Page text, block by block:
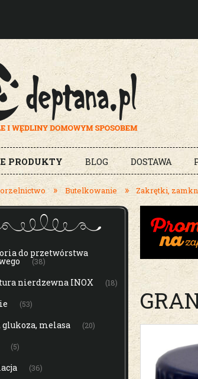
PRODUKTY BLOG DOSTAWA
» Butelkowanie » Zakrętki,
do przetwórstwa
(38)
nierdzewna INOX (18)
(53)
glukoza, melasa (20)
(5)
(36)